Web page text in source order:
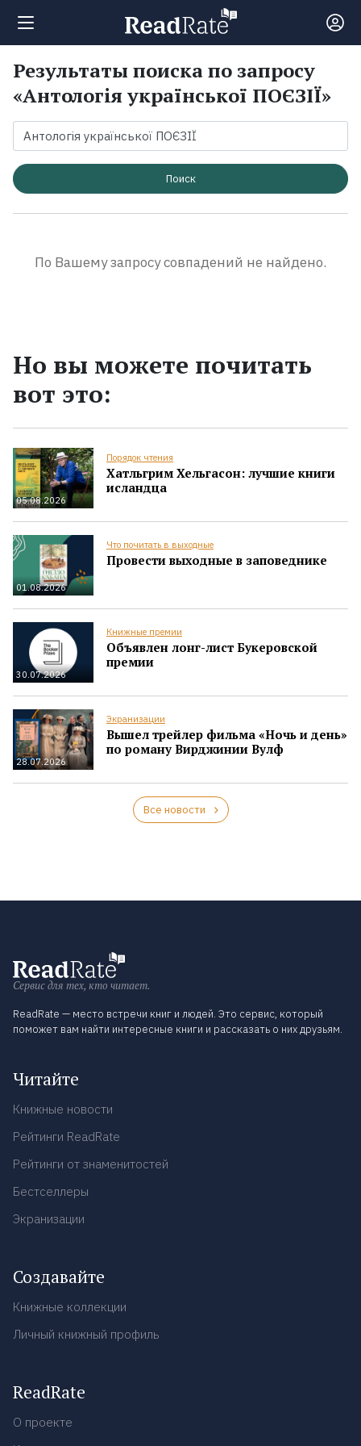
Поиск
Новости
Рейтинги
Результаты поиска по запросу
«Антологія української ПОЄЗІЇ»
Поиск
По Вашему запросу совпадений не найдено.
Но вы можете почитать
вот это:
05.08.2026
Порядок чтения
Хатльгрим Хельгасон: лучшие книги
исландца
01.08.2026
Что почитать в выходные
Провести выходные в заповеднике
30.07.2026
Книжные премии
Объявлен лонг-лист Букеровской
премии
28.07.2026
Экранизации
Вышел трейлер фильма «Ночь и день»
по роману Вирджинии Вулф
Все новости
Сервис для тех, кто читает.
ReadRate — место встречи книг и людей. Это сервис, который
поможет вам найти интересные книги и рассказать о них друзьям.
Читайте
Книжные новости
Рейтинги ReadRate
Рейтинги от знаменитостей
Бестселлеры
Экранизации
Создавайте
Книжные коллекции
Личный книжный профиль
ReadRate
О проекте